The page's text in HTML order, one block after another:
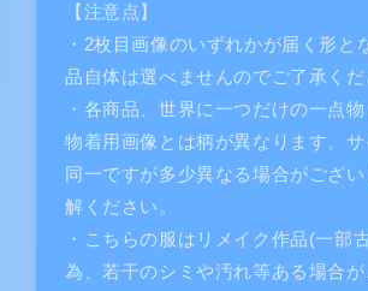
数
量
を
減
ら
量
を
増
や
す
【注意点】
・2枚目画像のいずれかが届く形と
品自体は選べませんのでご了承くだ
・各商品、世界に一つだけの一点
物着用画像とは柄が異なります。
同一ですが多少異なる場合がござ
解ください。
・こちらの服はリメイク作品(一部
為、若干のシミや汚れ等ある場合が